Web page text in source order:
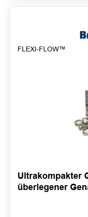
FLEXI-FLOW™
Ultrakompakter
überlegener